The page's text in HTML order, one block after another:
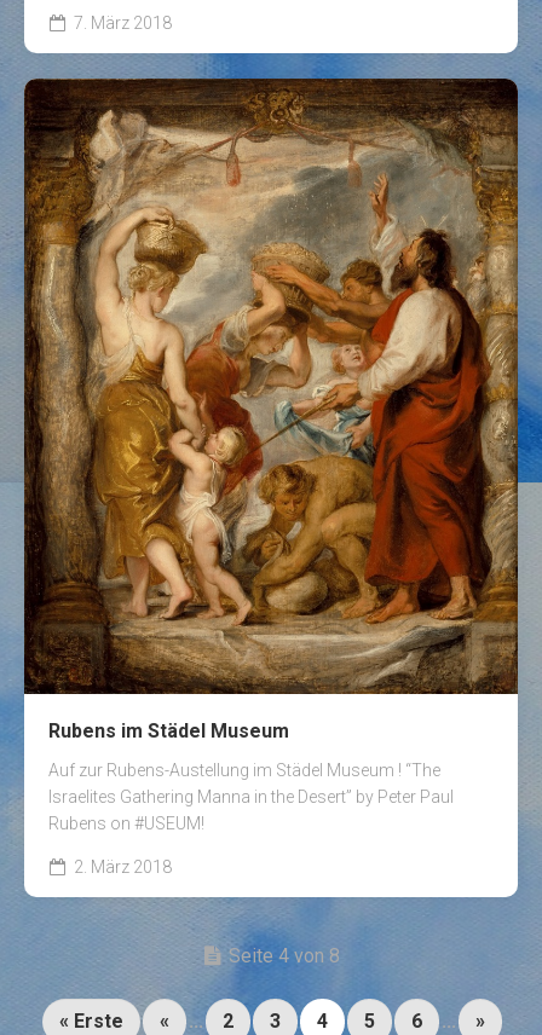
7. März 2018
Rubens im Städel Museum
Auf zur Rubens-Austellung im Städel Museum ! “The
Israelites Gathering Manna in the Desert” by Peter Paul
Rubens on #USEUM!
2. März 2018
Seite 4 von 8
« Erste « ... 2 3 4 5 6 ... »